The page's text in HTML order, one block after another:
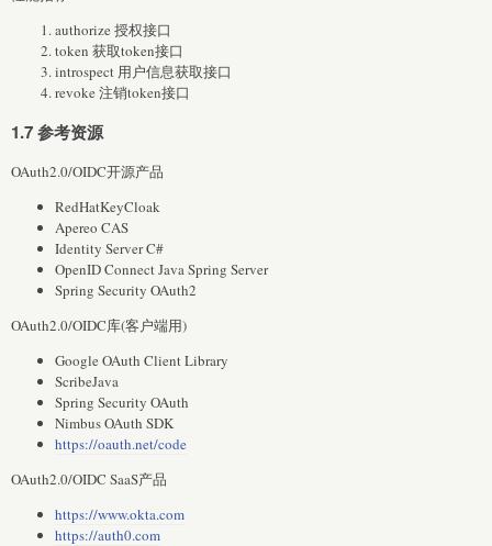
authorize 授权接口
token 获取token接口
introspect 用户信息获取接口
revoke 注销token接口
1.7 参考资源
OAuth2.0/OIDC开源产品
RedHatKeyCloak
Apereo CAS
Identity Server C#
OpenID Connect Java Spring Server
Spring Security OAuth2
OAuth2.0/OIDC库(客户端用)
Google OAuth Client Library
ScribeJava
Spring Security OAuth
Nimbus OAuth SDK
https://oauth.net/code
OAuth2.0/OIDC SaaS产品
https://www.okta.com
https://auth0.com